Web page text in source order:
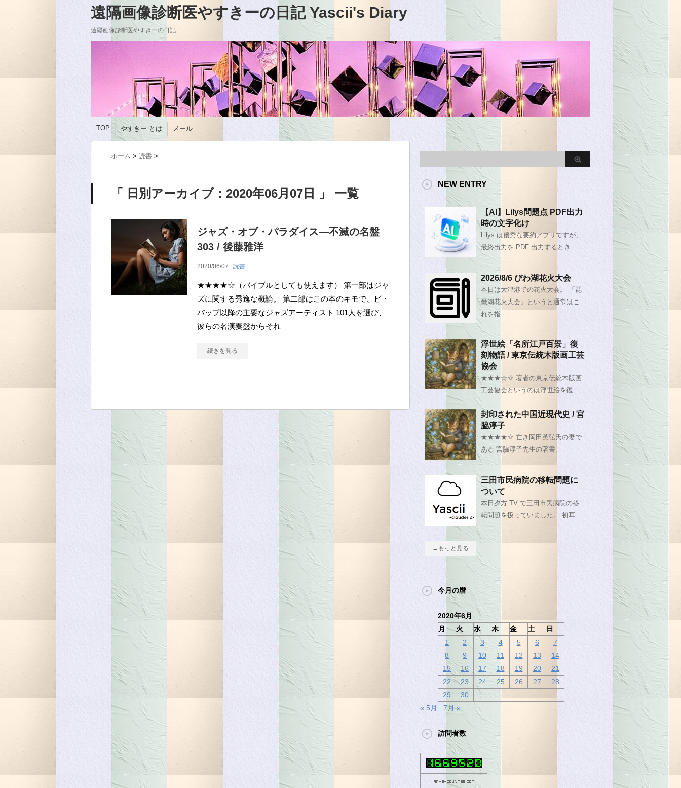
遠隔画像診断医やすきーの日記 Yascii's Diary
遠隔画像診断医やすきーの日記
TOP やすきー とは メール
ホーム > 読書 >
「 日別アーカイブ：2020年06月07日 」 一覧
ジャズ・オブ・パラダイス―不滅の名盤
303 / 後藤雅洋
2020/06/07 | 読書
★★★★☆（バイブルとしても使えます） 第一部はジャ
ズに関する秀逸な概論。 第二部はこの本のキモで、ビ・
バップ以降の主要なジャズアーティスト 101人を選び、
彼らの名演奏盤からそれ
続きを見る
NEW ENTRY
【AI】Lilys問題点 PDF出力
時の文字化け
Lilys は優秀な要約アプリですが、
最終出力を PDF 出力するとき
2026/8/6 びわ湖花火大会
本日は大津港での花火大会。 「琵
琶湖花火大会」というと通常はこ
れを指
浮世絵「名所江戸百景」復
刻物語 / 東京伝統木版画工芸
協会
★★★☆☆ 著者の東京伝統木版画
工芸協会というのは浮世絵を復
封印された中国近現代史 / 宮
脇淳子
★★★★☆ 亡き岡田英弘氏の妻で
ある 宮脇淳子先生の著書。
三田市民病院の移転問題に
ついて
本日夕方 TV で三田市民病院の移
転問題を扱っていました。 初耳
→もっと見る
今月の暦
2020年6月
月
火 水 木 金 土
日
1
2 3 4 5 6
7
8
9 10 11 12 13
14
15
16 17 18 19 20
21
22
23 24 25 26 27
28
29
30
« 5月
7月 »
訪問者数